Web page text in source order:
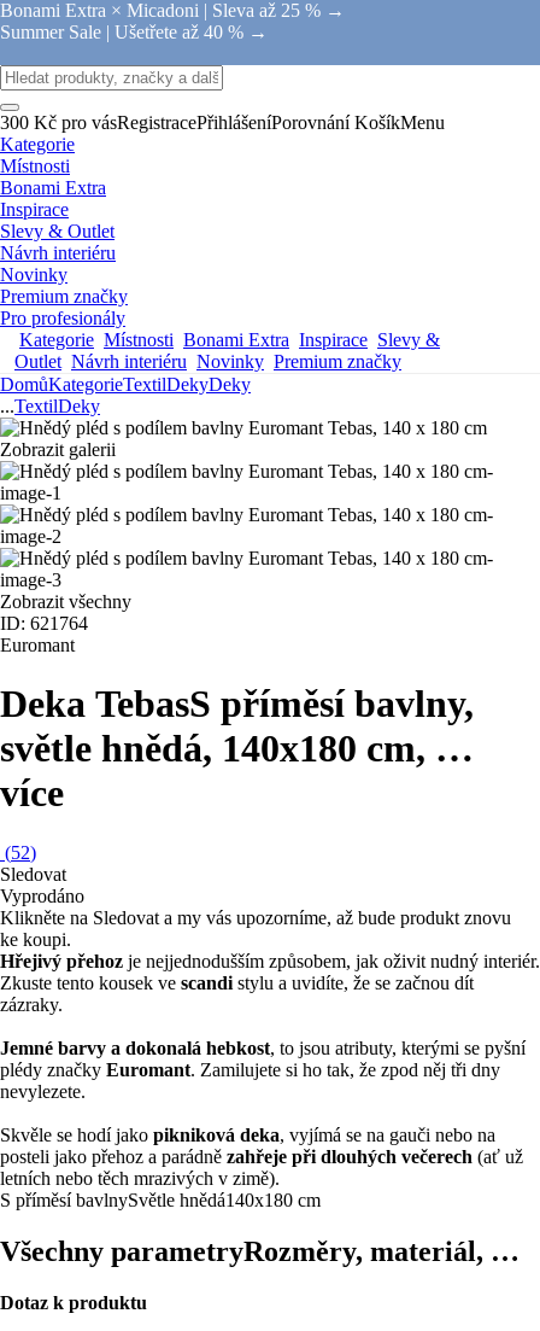
Bonami Extra × Micadoni | Sleva až 25 % →
Summer Sale | Ušetřete až 40 % →
300 Kč pro vásRegistracePřihlášeníPorovnání KošíkMenu
Kategorie
Místnosti
Bonami Extra
Inspirace
Slevy & Outlet
Návrh interiéru
Novinky
Premium značky
Pro profesionály
Kategorie Místnosti Bonami Extra Inspirace Slevy &
Outlet Návrh interiéru Novinky Premium značky
DomůKategorieTextilDekyDeky
...TextilDeky
Zobrazit galerii
Zobrazit všechny
ID: 621764
Euromant
Deka TebasS příměsí bavlny,
světle hnědá, 140x180 cm, …
více
(52)
Sledovat
Vyprodáno
Klikněte na Sledovat a my vás upozorníme, až bude produkt znovu
ke koupi.
Hřejivý přehoz je nejjednodušším způsobem, jak oživit nudný interiér.
Zkuste tento kousek ve scandi stylu a uvidíte, že se začnou dít
zázraky.
Jemné barvy a dokonalá hebkost, to jsou atributy, kterými se pyšní
plédy značky Euromant. Zamilujete si ho tak, že zpod něj tři dny
nevylezete.
Skvěle se hodí jako pikniková deka, vyjímá se na gauči nebo na
posteli jako přehoz a parádně zahřeje při dlouhých večerech (ať už
letních nebo těch mrazivých v zimě).
S příměsí bavlnySvětle hnědá140x180 cm
Všechny parametryRozměry, materiál, …
Dotaz k produktu